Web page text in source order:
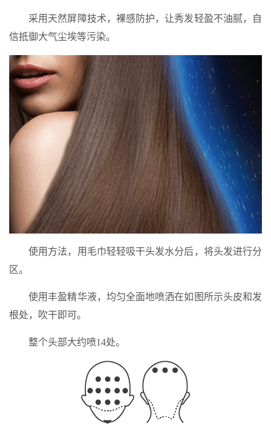
采用天然屏障技术，裸感防护，让秀发轻盈不油腻，自
信抵御大气尘埃等污染。
使用方法，用毛巾轻轻吸干头发水分后，将头发进行分
区。
使用丰盈精华液，均匀全面地喷洒在如图所示头皮和发
根处，吹干即可。
整个头部大约喷14处。